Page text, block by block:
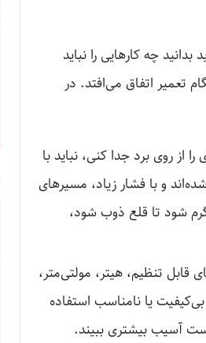
چه کارهایی را نباید
تعمیر اتفاق می‌افتد. در
از روی برد جدا کنی، نباید با
و با فشار زیاد، مسیرهای
شود تا قلع ذوب شود،
قابل تنظیم، هیتر، مولتی‌متر،
یا نامناسب استفاده
آسیب بیشتری ببیند.